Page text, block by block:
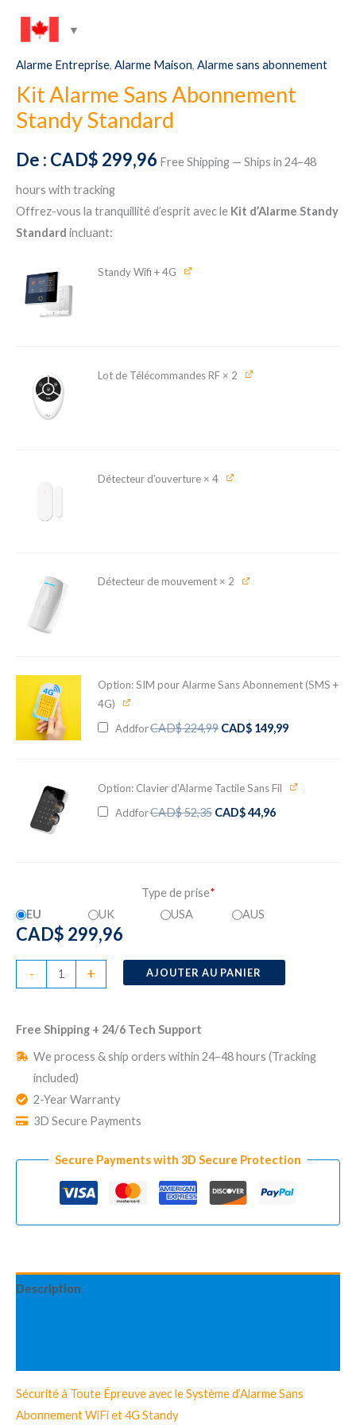
Alarme Entreprise, Alarme Maison, Alarme sans abonnement
Kit Alarme Sans Abonnement
Standy Standard
De : CAD$ 299,96 Free Shipping — Ships in 24–48
hours with tracking
Offrez-vous la tranquillité d’esprit avec le Kit d’Alarme Standy
Standard incluant:
Standy Wifi + 4G
Lot de Télécommandes RF × 2
Détecteur d'ouverture × 4
Détecteur de mouvement × 2
Option: SIM pour Alarme Sans Abonnement (SMS +
4G)
AddforCAD$224,99 Le
CAD$149,99Le
Option: Clavier d'Alarme Tactile Sans Fil
AddforCAD$52,35 Le
CAD$44,96Le
*
Type de prise
EU
UK USA AUS
CAD$ 299,96
-
de
Alarme
Sans
Abonnement
Standy
Standard
+ AJOUTER AU PANIER
Free Shipping + 24/6 Tech Support
We process & ship orders within 24–48 hours (Tracking
included)
2-Year Warranty
3D Secure Payments
Secure Payments with 3D Secure Protection
Description
Sécurité à Toute Épreuve avec le Système d’Alarme Sans
Abonnement WiFi et 4G Standy